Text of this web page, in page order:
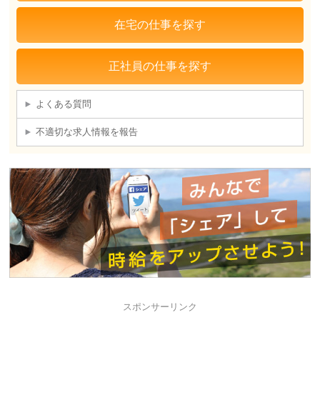
在宅の仕事を探す
正社員の仕事を探す
よくある質問
不適切な求人情報を報告
スポンサーリンク